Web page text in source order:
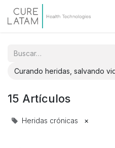
Curando heridas, salvando
15 Artículos
Heridas crónicas ×